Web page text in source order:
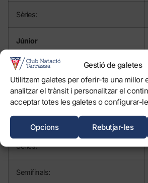
Gestió de galetes
Utilitzem galetes per oferir-te una millor
analitzar el trànsit i personalitzar el
acceptar totes les galetes o configurar-
Rebutjar-les
Opcions
Sèries:
Júnior
1.-Ferran Siré
200 papallona femenins
Sèries:
Semifinals: